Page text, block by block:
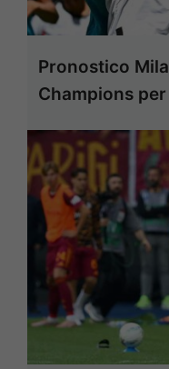
Pronostico
Champions